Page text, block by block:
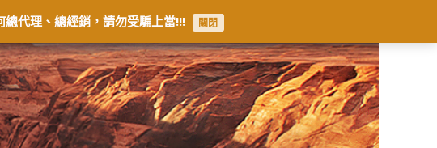
代理、總經銷，請勿受騙上當!!! 關閉